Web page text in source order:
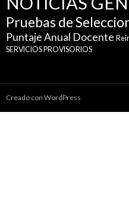
Pruebas de
Puntaje Anual Docente
SERVICIOS PROVISORIOS
Creado con WordPress